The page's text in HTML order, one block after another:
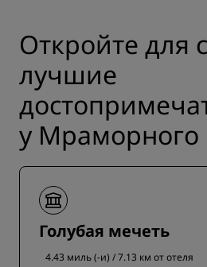
Откройте для
лучшие
у Мраморного
Голубая мечеть
4.43 миль (-и) / 7.13 км от отеля